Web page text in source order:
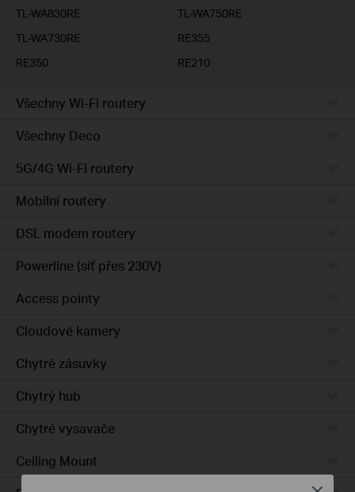
TL-WA830RE
TL-WA750RE
TL-WA730RE
RE355
RE350
RE210
Všechny Wi-Fi routery
Všechny Deco
5G/4G Wi-Fi routery
Mobilní routery
DSL modem routery
Powerline (síť přes 230V)
Access pointy
Cloudové kamery
Chytré zásuvky
Chytrý hub
Chytré vysavače
Ceiling Mount